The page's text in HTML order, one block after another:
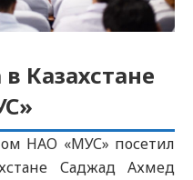
Казахстане
НАО «МУС» посетил
Саджад Ахмед